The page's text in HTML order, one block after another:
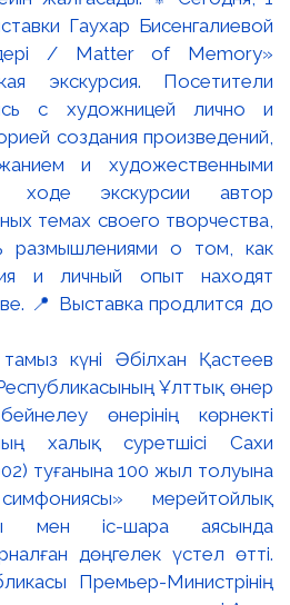
Гаухар Бисенгалиевой
/ Matter of Memory»
экскурсия. Посетители
с художницей лично и
создания произведений,
и художественными
ходе экскурсии автор
темах своего творчества,
размышлениями о том, как
и личный опыт находят
📍 Выставка продлится до